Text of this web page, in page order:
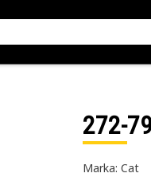
272-
Marka: Cat